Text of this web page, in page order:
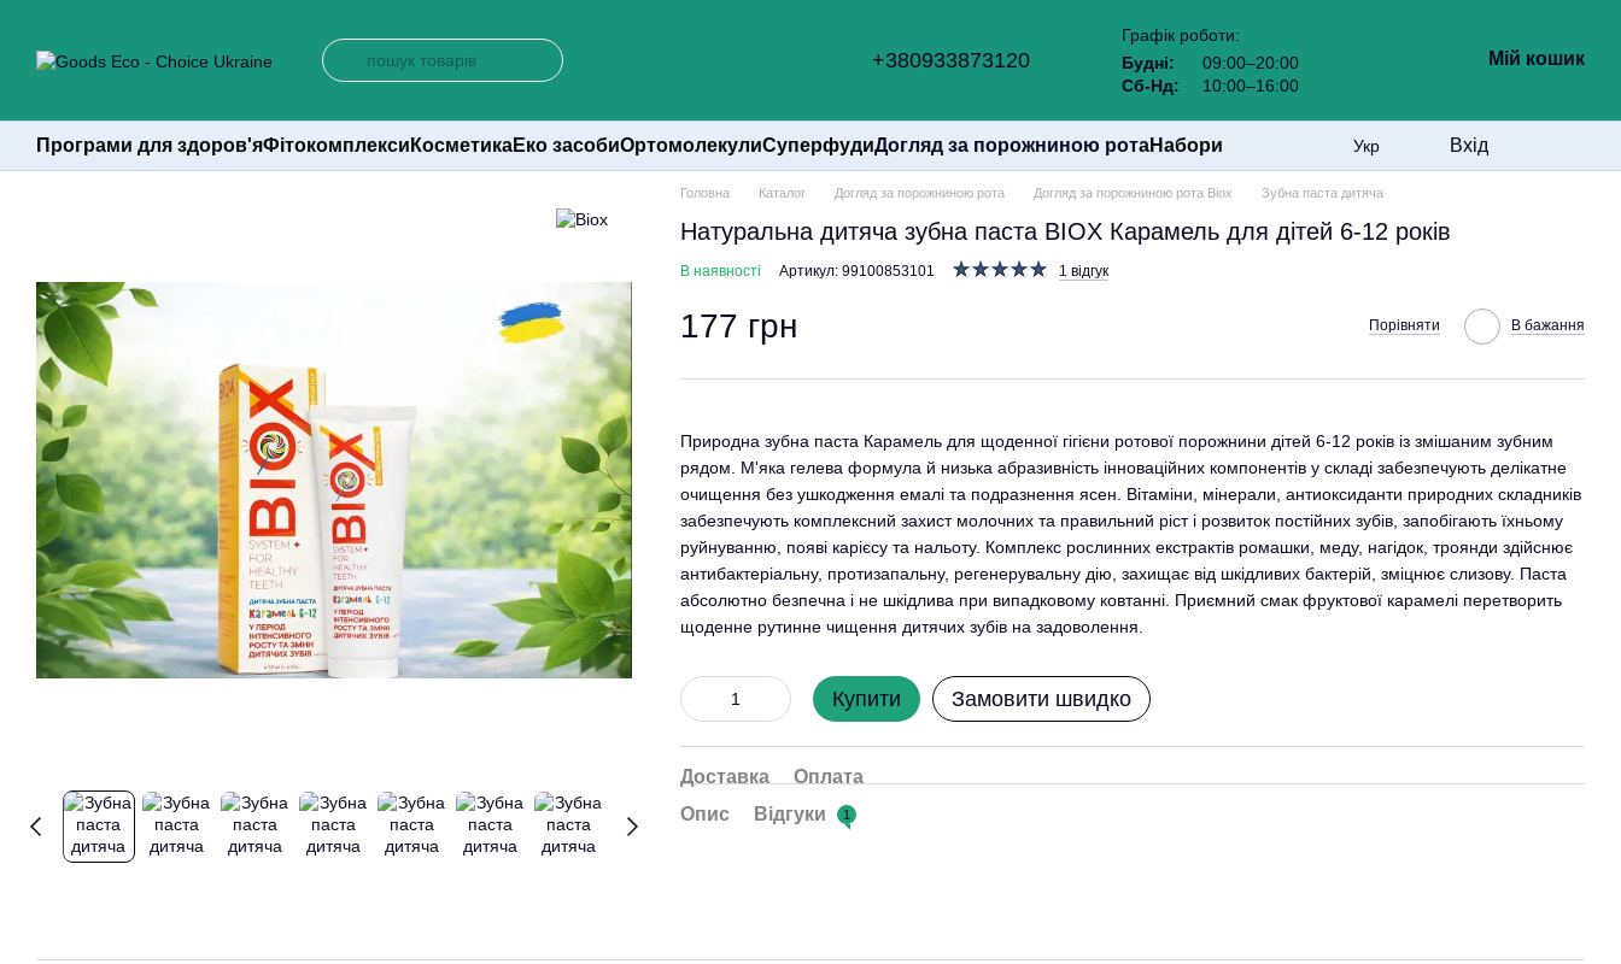
+380933873120
Графік роботи:
Будні:
09:00–20:00
Сб-Нд:
10:00–16:00
Мій кошик
Програми для здоров'яФітокомплекси КосметикаЕко засобиОртомолекулиСуперфудиДогляд за порожниною ротаНабори Укр Вхід
Головна Каталог Догляд за порожниною рота Догляд за порожниною рота Biox Зубна паста дитяча
Натуральна дитяча зубна паста BIOX Карамель для дітей 6-12 років
В наявності Артикул: 99100853101 1 відгук
177 грн Порівняти В бажання
Природна зубна паста Карамель для щоденної гігієни ротової порожнини дітей 6-12 років із змішаним зубним
рядом. М'яка гелева формула й низька абразивність інноваційних компонентів у складі забезпечують делікатне
очищення без ушкодження емалі та подразнення ясен. Вітаміни, мінерали, антиоксиданти природних складників
забезпечують комплексний захист молочних та правильний ріст і розвиток постійних зубів, запобігають їхньому
руйнуванню, появі карієсу та нальоту. Комплекс рослинних екстрактів ромашки, меду, нагідок, троянди здійснює
антибактеріальну, протизапальну, регенерувальну дію, захищає від шкідливих бактерій, зміцнює слизову. Паста
абсолютно безпечна і не шкідлива при випадковому ковтанні. Приємний смак фруктової карамелі перетворить
щоденне рутинне чищення дитячих зубів на задоволення.
Купити Замовити швидко
Доставка
Оплата
Опис
Відгуки 1